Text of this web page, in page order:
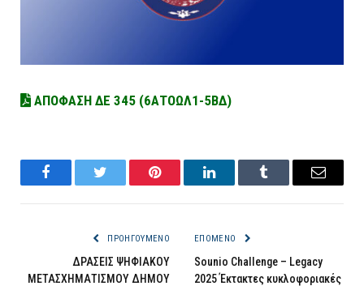
ΑΠΟΦΑΣΗ ΔΕ 345 (6ΑΤΟΩΛ1-5ΒΔ)
FacebookTwitter Pinterest LinkedInTumblr Email
ΠΡΟΗΓΟΎΜΕΝΟ
ΔΡΑΣΕΙΣ ΨΗΦΙΑΚΟΥ
ΜΕΤΑΣΧΗΜΑΤΙΣΜΟΥ ΔΗΜΟΥ
ΕΠΌΜΕΝΟ
Sounio Challenge – Legacy
2025 Έκτακτες κυκλοφοριακές